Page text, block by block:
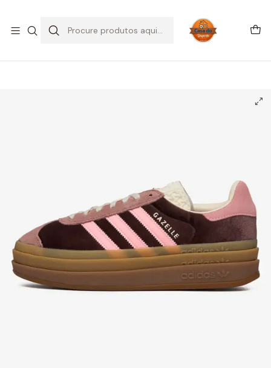
Início CALÇADO Adidas
Gazelle
adidas Gazelle Bold Shadow Brown Warm Clay Glow Pink